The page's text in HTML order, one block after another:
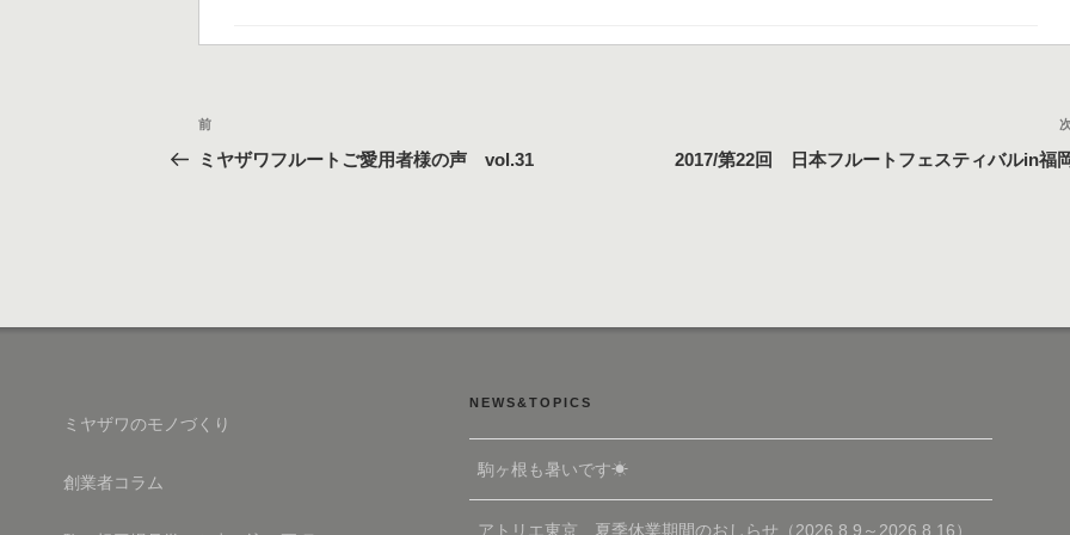
投
稿
過
去
前
ミヤザワフルートご愛用者様の声 vol.31 2017/第22回 日本フルートフェスティバルin福
ミヤザワのモノづくり
創業者コラム
NEWS&TOPICS
駒ヶ根も暑いです☀
アトリエ東京 夏季休業期間のおしらせ（2026.8.9～2026.8.16）